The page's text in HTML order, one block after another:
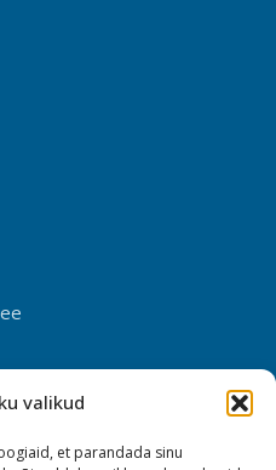
valikud
et parandada sinu